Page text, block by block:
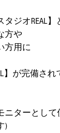
タジオREAL
方や
方用に
】が完備さ
ニターとし
)